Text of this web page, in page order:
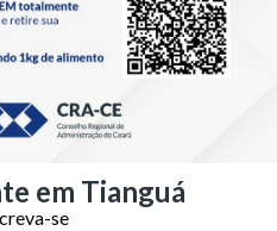
em Tianguá
se